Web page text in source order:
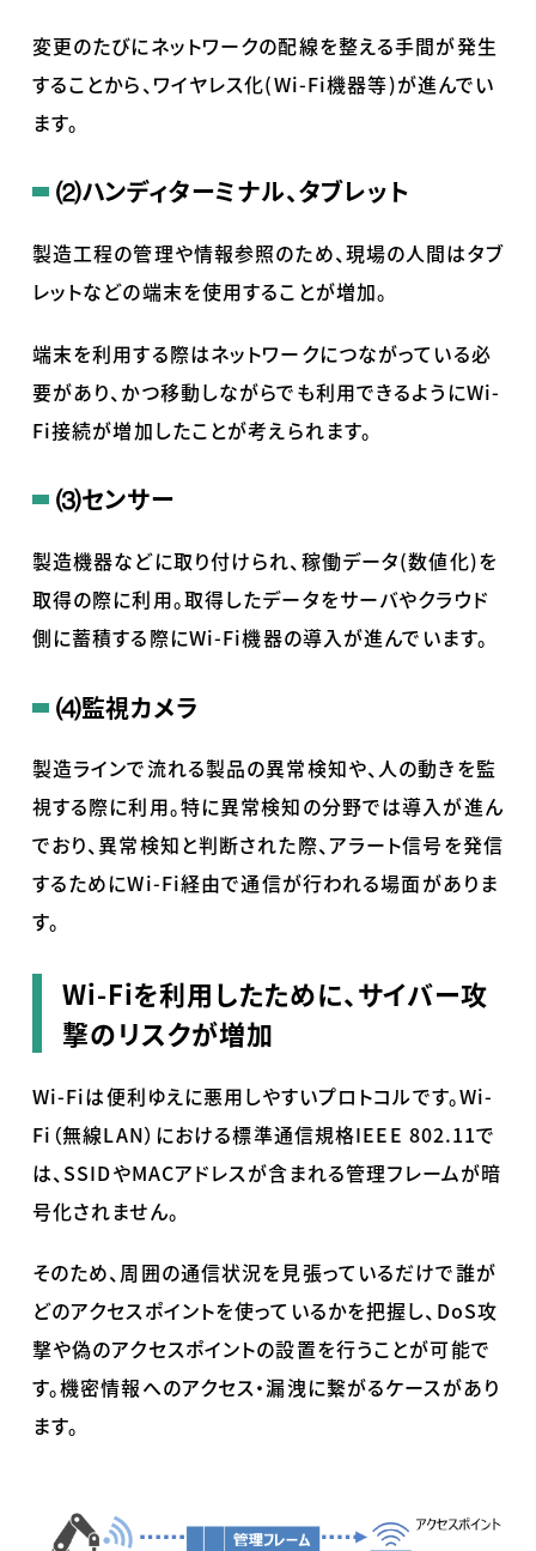
変更のたびにネットワークの配線を整える手間が発生
することから、ワイヤレス化(Wi-Fi機器等)が進んでい
ます。
⑵ハンディターミナル、タブレット
製造工程の管理や情報参照のため、現場の人間はタブ
レットなどの端末を使用することが増加。
端末を利用する際はネットワークにつながっている必
要があり、かつ移動しながらでも利用できるようにWi-
Fi接続が増加したことが考えられます。
⑶センサー
製造機器などに取り付けられ、稼働データ(数値化)を
取得の際に利用。取得したデータをサーバやクラウド
側に蓄積する際にWi-Fi機器の導入が進んでいます。
⑷監視カメラ
製造ラインで流れる製品の異常検知や、人の動きを監
視する際に利用。特に異常検知の分野では導入が進ん
でおり、異常検知と判断された際、アラート信号を発信
するためにWi-Fi経由で通信が行われる場面がありま
す。
Wi-Fiを利用したために、サイバー攻
撃のリスクが増加
Wi-Fiは便利ゆえに悪用しやすいプロトコルです。Wi-
Fi（無線LAN）における標準通信規格IEEE 802.11で
は、SSIDやMACアドレスが含まれる管理フレームが暗
号化されません。
そのため、 周囲の通信状況を見張っているだけで誰が
どのアクセスポイントを使っているかを把握し、DoS攻
撃や偽のアクセスポイントの設置を行うことが可能で
す。機密情報へのアクセス・漏洩に繋がるケースがあり
ます。